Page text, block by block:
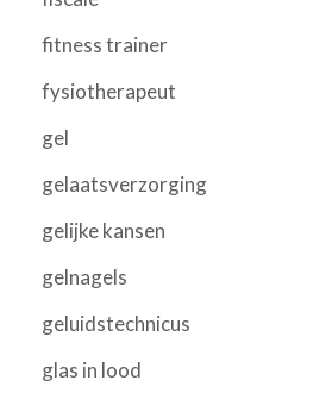
fitness trainer
fysiotherapeut
gel
gelaatsverzorging
gelijke kansen
gelnagels
geluidstechnicus
glas in lood